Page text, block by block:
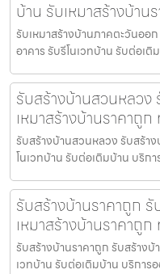
บ้าน รับเหมาสร้างบ้าน
รับเหมาสร้างบ้านภาคตะวันออ
อาคาร รับรีโนเวทบ้าน รับต่อเ
รับสร้างบ้านสวนหลว
เหมาสร้างบ้านราคาถูก
รับสร้างบ้านสวนหลวง รับสร้าง
โนเวทบ้าน รับต่อเติมบ้าน บริก
รับสร้างบ้านราคาถูก
เหมาสร้างบ้านราคาถูก
รับสร้างบ้านราคาถูก รับสร้างบ้
เวทบ้าน รับต่อเติมบ้าน บริกา